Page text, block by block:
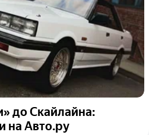
до Скайлайна:
на Авто.ру